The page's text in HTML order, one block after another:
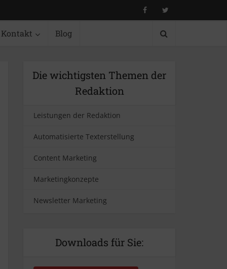
Kontakt Blog
Die wichtigsten Themen der
Redaktion
Leistungen der Redaktion
Automatisierte Texterstellung
Content Marketing
Marketingkonzepte
Newsletter Marketing
Downloads für Sie: